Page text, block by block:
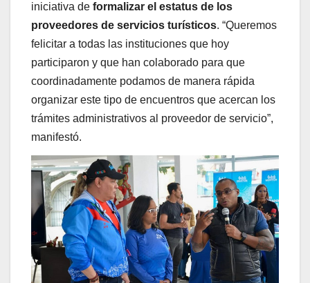
iniciativa de formalizar el estatus de los
proveedores de servicios turísticos. “Queremos
felicitar a todas las instituciones que hoy
participaron y que han colaborado para que
coordinadamente podamos de manera rápida
organizar este tipo de encuentros que acercan los
trámites administrativos al proveedor de servicio”,
manifestó.